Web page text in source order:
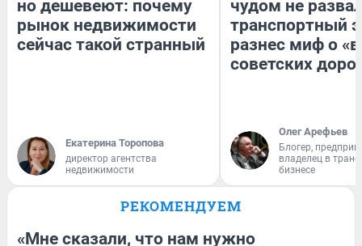
но дешевеют: почему
рынок недвижимости
сейчас такой странный
Екатерина Торопова
директор агентства
недвижимости
чудом не
транспортный
разнес миф о
советских
Олег Арефьев
Блогер,
владелец в
бизнесе
РЕКОМЕНДУЕМ
«Мне сказали, что нам нужно